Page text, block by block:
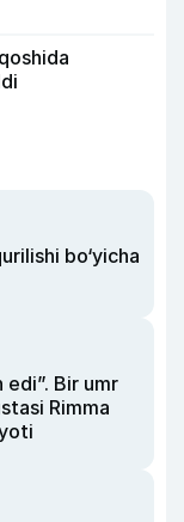
bo‘yicha
edi”. Bir umr
Rimma